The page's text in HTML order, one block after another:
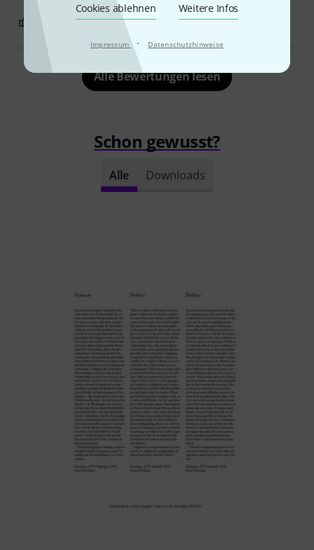
Cookies ablehnen Weitere Infos
Impressum · Datenschutzhinweise
0 BEWERTUNG MELDEN
Alle Bewertungen lesen
Schon gewusst?
Alle Downloads